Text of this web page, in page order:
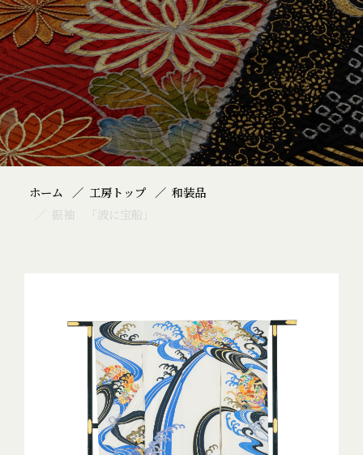
ホーム 工房トップ
和装品
振袖 「波に宝船」